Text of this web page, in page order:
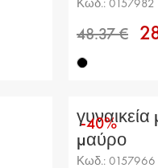
Κωδ.: 0157982
-40%
μαύρο
Κωδ.: 0157966